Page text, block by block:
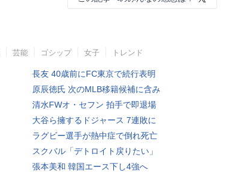
芸能 ゴシップ 女子 トレンド
長友 40歳前にFC東京で続行表明
原辰徳氏 次のMLB移籍候補に含み
清水FWオ・セフン 拍手で即退場
大谷ら擁するドジャース 7連敗に
ラグビー選手が熱中症で倒れ死亡
スクバル「デトロイト戻りたい」
張本美和 韓国エース下し4強へ